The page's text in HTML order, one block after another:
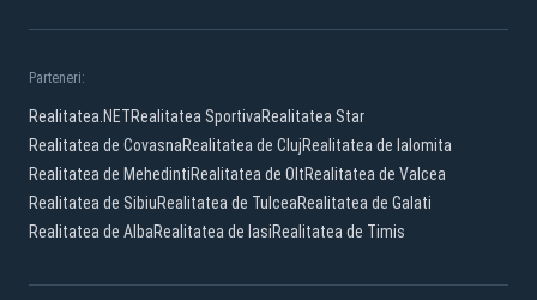
Parteneri:
Realitatea.NETRealitatea SportivaRealitatea Star
Realitatea de CovasnaRealitatea de ClujRealitatea de Ialomita
Realitatea de MehedintiRealitatea de OltRealitatea de Valcea
Realitatea de SibiuRealitatea de TulceaRealitatea de Galati
Realitatea de AlbaRealitatea de IasiRealitatea de Timis